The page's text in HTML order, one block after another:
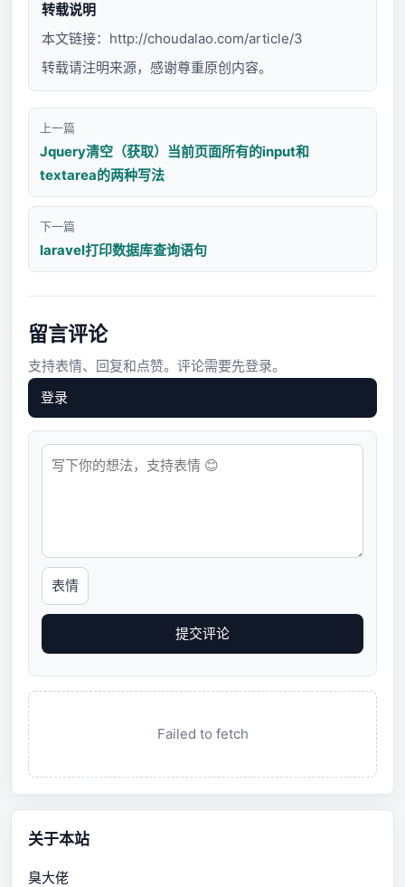
转载说明
本文链接： http://choudalao.com/article/3
转载请注明来源，感谢尊重原创内容。
上一篇
Jquery清空（获取）当前页面所有的input和
textarea的两种写法
下一篇
laravel打印数据库查询语句
留言评论
支持表情、回复和点赞。评论需要先登录。
登录
表情
提交评论
Failed to fetch
关于本站
臭大佬